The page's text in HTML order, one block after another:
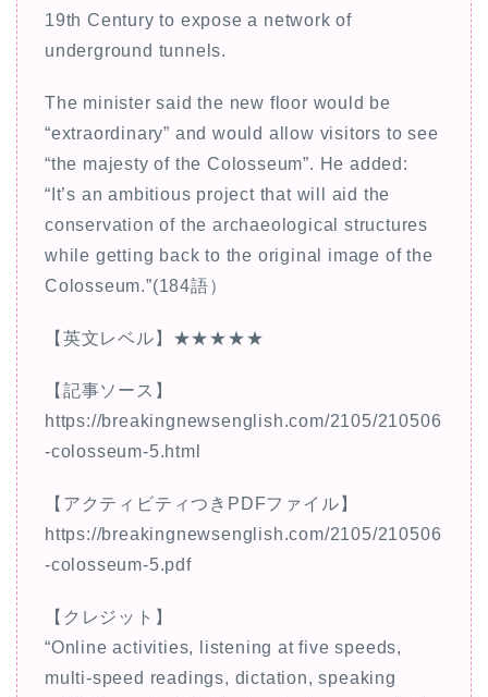
19th Century to expose a network of
underground tunnels.
The minister said the new floor would be
“extraordinary” and would allow visitors to see
“the majesty of the Colosseum”. He added:
“It’s an ambitious project that will aid the
conservation of the archaeological structures
while getting back to the original image of the
Colosseum.”(184語）
【英文レベル】★★★★★
【記事ソース】
https://breakingnewsenglish.com/2105/210506
-colosseum-5.html
【アクティビティつきPDFファイル】
https://breakingnewsenglish.com/2105/210506
-colosseum-5.pdf
【クレジット】
“Online activities, listening at five speeds,
multi-speed readings, dictation, speaking